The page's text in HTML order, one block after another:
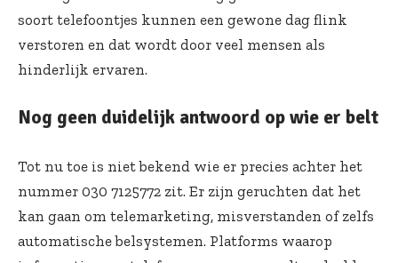
soort telefoontjes kunnen een gewone dag flink
verstoren en dat wordt door veel mensen als
hinderlijk ervaren.
Nog geen duidelijk antwoord op wie er belt
Tot nu toe is niet bekend wie er precies achter het
nummer 030 7125772 zit. Er zijn geruchten dat het
kan gaan om telemarketing, misverstanden of zelfs
automatische belsystemen. Platforms waarop